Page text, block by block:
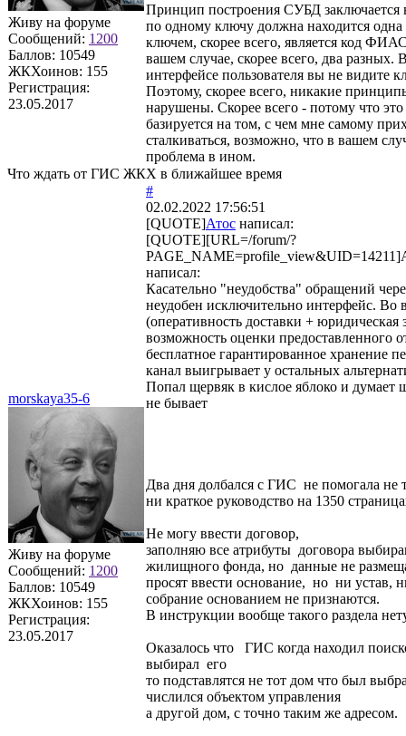
Живу на форуме
Сообщений: 1200
Баллов: 10549
ЖКХоинов: 155
Регистрация:
23.05.2017
Принцип построения СУБД заключается
по одному ключу должна находится одна
ключем, скорее всего, является код
вашем случае, скорее всего, два разных.
интерфейсе пользователя вы не видите
Поэтому, скорее всего, никакие
нарушены. Скорее всего - потому что это
базируется на том, с чем мне самому
сталкиваться, возможно, что в вашем
проблема в ином.
Что ждать от ГИС ЖКХ в ближайшее время
morskaya35-6
Живу на форуме
Сообщений: 1200
Баллов: 10549
ЖКХоинов: 155
Регистрация:
23.05.2017
#
02.02.2022 17:56:51
[QUOTE]Атос написал:
[QUOTE][URL=/forum/?
написал:
Касательно "неудобства" обращений
неудобен исключительно интерфейс. Во
(оперативность доставки + юридическая
возможность оценки предоставленного
бесплатное гарантированное хранение
канал выигрывает у остальных
Попал щервяк в кислое яблоко и думает
не бывает
Два дня долбался с ГИС не помогала не
ни краткое руководство на 1350
Не могу ввести договор,
заполняю все атрибуты договора
жилищного фонда, но данные не
просят ввести основание, но ни устав,
собрание основанием не признаются.
В инструкции вообще такого раздела
Оказалось что ГИС когда находил
выбирал его
то подставлятся не тот дом что был
числился объектом управления
а другой дом, с точно таким же адресом.